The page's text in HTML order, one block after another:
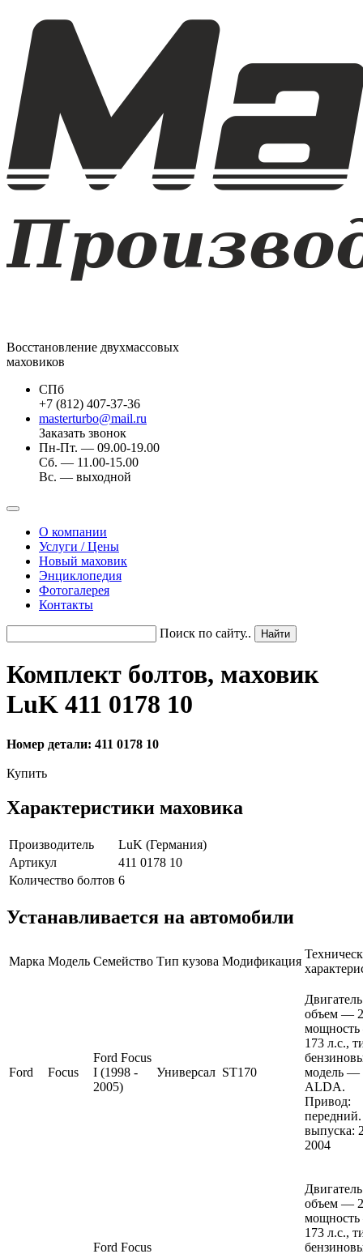
Восстановление двухмассовых
маховиков
СПб
+7 (812) 407-37-36
masterturbo@mail.ru
Заказать звонок
Пн-Пт. — 09.00-19.00
Сб. — 11.00-15.00
Вс. — выходной
О компании
Услуги / Цены
Новый маховик
Энциклопедия
Фотогалерея
Контакты
Поиск по сайту..
Комплект болтов, маховик
LuK 411 0178 10
Номер детали: 411 0178 10
Купить
Характеристики маховика
Производитель
LuK (Германия)
Артикул
411 0178 10
Количество болтов 6
Устанавливается на автомобили
Марка Модель Семейство Тип кузова Модификация
Ford Focus
Ford Focus
I (1998 -
2005)
Универсал ST170
объем —
173 л.с.,
модель —
ALDA.
Привод:
выпуска:
2004
Ford Focus
объем —
173 л.с.,